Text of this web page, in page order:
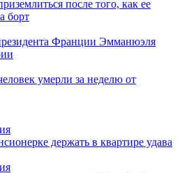
после того, как ее
борт
Франции Эмманюэля
умерли за неделю от
держать в квартире удава